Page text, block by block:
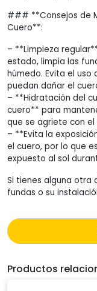
### **Consejos de
Cuero**:
– **Limpieza
estado, limpia las
húmedo. Evita el
puedan dañar el
– **Hidratación del
cuero** para
que se agriete con el
– **Evita la
el cuero, por lo que
expuesto al sol
Si tienes alguna otra
fundas o su
Productos